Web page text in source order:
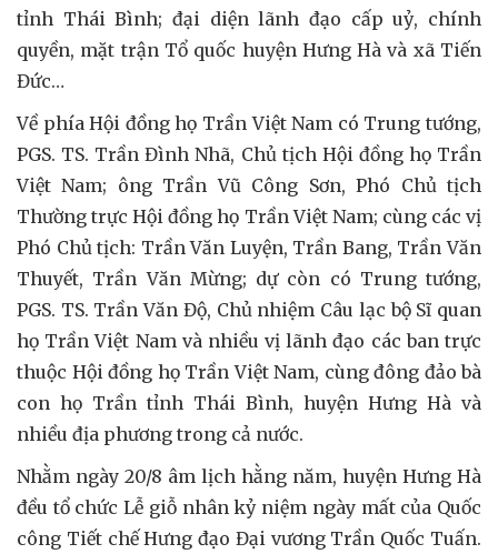
tỉnh Thái Bình; đại diện lãnh đạo cấp uỷ, chính
quyền, mặt trận Tổ quốc huyện Hưng Hà và xã Tiến
Đức…
Về phía Hội đồng họ Trần Việt Nam có Trung tướng,
PGS. TS. Trần Đình Nhã, Chủ tịch Hội đồng họ Trần
Việt Nam; ông Trần Vũ Công Sơn, Phó Chủ tịch
Thường trực Hội đồng họ Trần Việt Nam; cùng các vị
Phó Chủ tịch: Trần Văn Luyện, Trần Bang, Trần Văn
Thuyết, Trần Văn Mừng; dự còn có Trung tướng,
PGS. TS. Trần Văn Độ, Chủ nhiệm Câu lạc bộ Sĩ quan
họ Trần Việt Nam và nhiều vị lãnh đạo các ban trực
thuộc Hội đồng họ Trần Việt Nam, cùng đông đảo bà
con họ Trần tỉnh Thái Bình, huyện Hưng Hà và
nhiều địa phương trong cả nước.
Nhằm ngày 20/8 âm lịch hằng năm, huyện Hưng Hà
đều tổ chức Lễ giỗ nhân kỷ niệm ngày mất của Quốc
công Tiết chế Hưng đạo Đại vương Trần Quốc Tuấn.